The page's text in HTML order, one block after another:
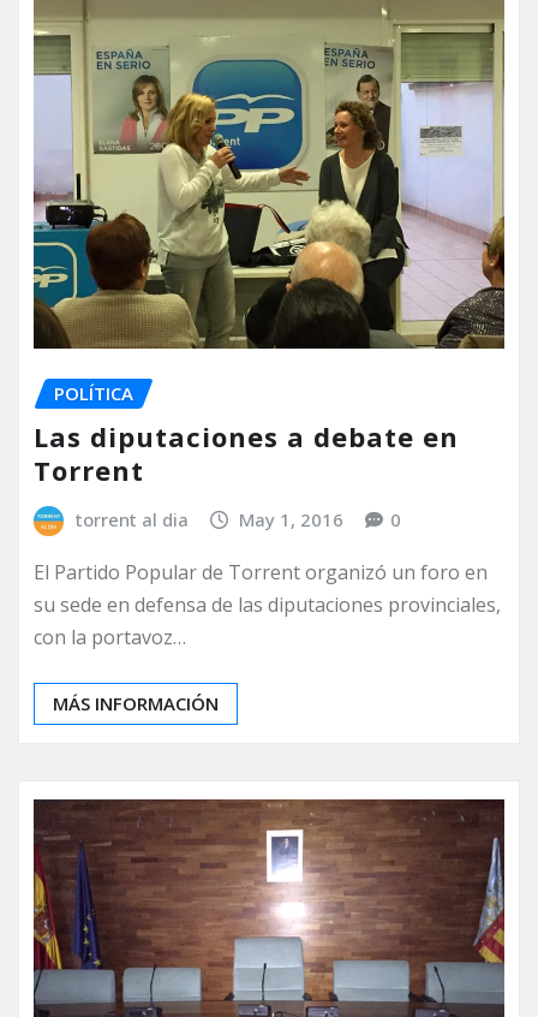
POLÍTICA
Las diputaciones a debate en
Torrent
torrent al dia May 1, 2016 0
El Partido Popular de Torrent organizó un foro en
su sede en defensa de las diputaciones provinciales,
con la portavoz…
MÁS INFORMACIÓN